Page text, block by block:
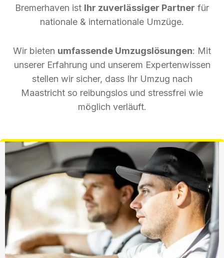
Bremerhaven ist Ihr zuverlässiger Partner für
nationale & internationale Umzüge.
Wir bieten umfassende Umzugslösungen: Mit
unserer Erfahrung und unserem Expertenwissen
stellen wir sicher, dass Ihr Umzug nach
Maastricht so reibungslos und stressfrei wie
möglich verläuft.